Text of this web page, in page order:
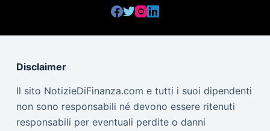
Disclaimer
Il sito NotizieDiFinanza.com e tutti i suoi dipendenti
non sono responsabili né devono essere ritenuti
responsabili per eventuali perdite o danni